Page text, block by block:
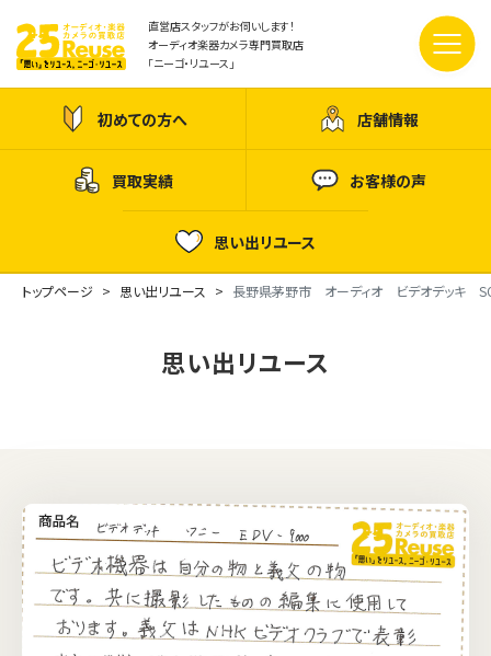
直営店スタッフがお伺いします！
オーディオ楽器カメラ専門買取店
「ニーゴ・リユース」
初めての方へ 店舗情報
買取実績 お客様の声
思い出リユース
トップページ 思い出リユース 長野県茅野市 オーディオ ビデオデッキ
思い出リユース